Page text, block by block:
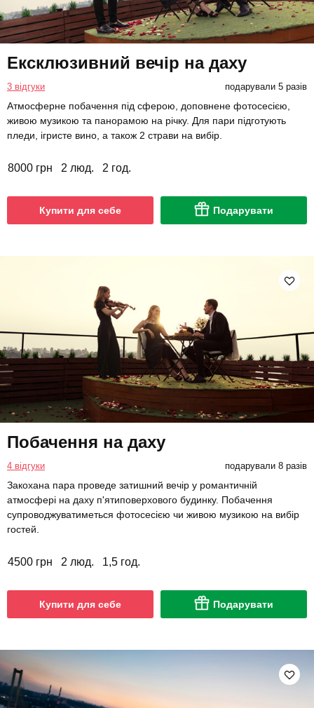
Ексклюзивний вечір на даху
3 відгуки подарували 5 разів
Атмосферне побачення під сферою, доповнене фотосесією,
живою музикою та панорамою на річку. Для пари підготують
пледи, ігристе вино, а також 2 страви на вибір.
8000 грн 2 люд. 2 год.
Купити для себе Подарувати
Побачення на даху
4 відгуки подарували 8 разів
Закохана пара проведе затишний вечір у романтичній
атмосфері на даху п'ятиповерхового будинку. Побачення
супроводжуватиметься фотосесією чи живою музикою на вибір
гостей.
4500 грн 2 люд. 1,5 год.
Купити для себе Подарувати